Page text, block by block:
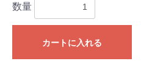
数量
カートに入れる